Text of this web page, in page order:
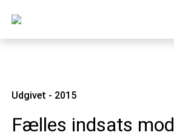
Udgivet - 2015
Fælles indsats mod